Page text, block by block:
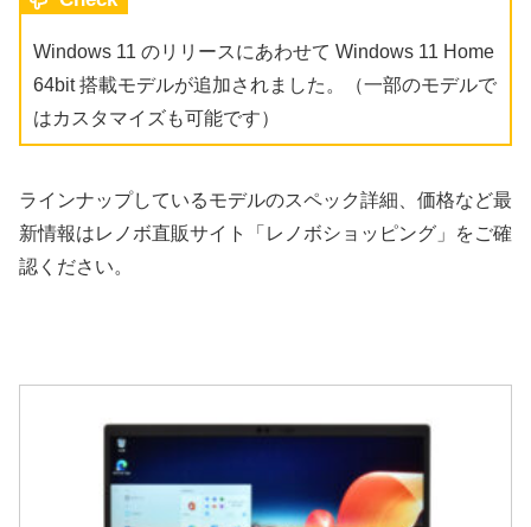
Windows 11 のリリースにあわせて Windows 11 Home
64bit 搭載モデルが追加されました。（一部のモデルで
はカスタマイズも可能です）
ラインナップしているモデルのスペック詳細、価格など最
新情報はレノボ直販サイト「レノボショッピング」をご確
認ください。